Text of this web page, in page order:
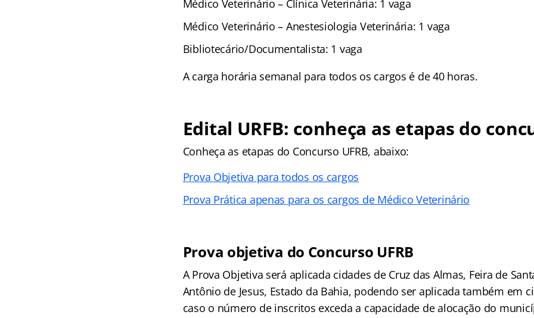
Médico Veterinário – Clínica Veterinária: 1 vaga
Médico Veterinário – Anestesiologia Veterinária: 1 vaga
Bibliotecário/Documentalista: 1 vaga
A carga horária semanal para todos os cargos é de 40 horas.
Edital URFB: conheça as etapas do
Conheça as etapas do Concurso UFRB, abaixo:
Prova Objetiva para todos os cargos
Prova Prática apenas para os cargos de Médico Veterinário
Prova objetiva do Concurso UFRB
A Prova Objetiva será aplicada cidades de Cruz das Almas, Feira de
Antônio de Jesus, Estado da Bahia, podendo ser aplicada também em
caso o número de inscritos exceda a capacidade de alocação do